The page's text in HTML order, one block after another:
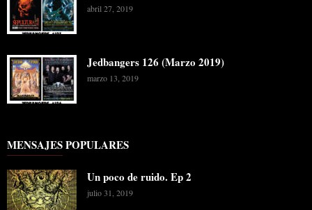
abril 27, 2019
Jedbangers 126 (Marzo 2019)
marzo 13, 2019
MENSAJES POPULARES
Un poco de ruido. Ep 2
julio 31, 2019